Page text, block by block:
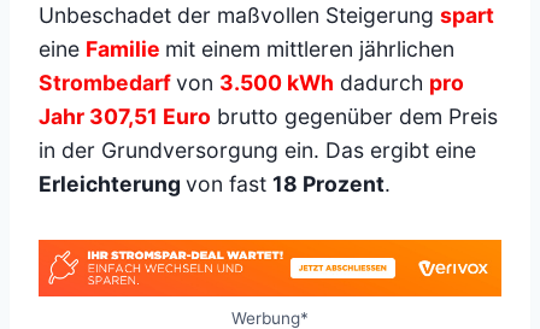
Unbeschadet der maßvollen Steigerung spart
eine Familie mit einem mittleren jährlichen
Strombedarfvon 3.500 kWh dadurch pro
Jahr 307,51 Euro brutto gegenüber dem Preis
in der Grundversorgung ein. Das ergibt eine
Erleichterung von fast 18 Prozent.
Werbung*